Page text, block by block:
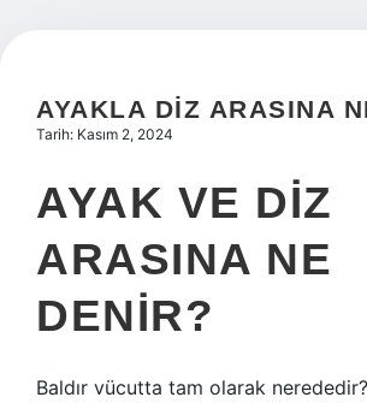
Hakkımızda
AYAKLA DIZ ARASINA
Tarih: Kasım 2, 2024
AYAK VE DIZ
ARASINA NE
DENIR?
Baldır vücutta tam olarak